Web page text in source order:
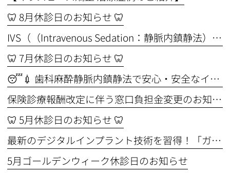
🦷 8月休診日のお知らせ 🦷
IVS（（Intravenous Sedation：静脈内鎮静法））セミナーを受講しました🦷✨ ～より安全なインプラント治療のために～
🦷 7月休診日のお知らせ 🦷
😴💉 歯科麻酔静脈内鎮静法で安心・安全なインプラント手術🦷
保険診療報酬改定に伴う窓口負担金変更のお知らせ
🦷 5月休診日のお知らせ 🦷
最新のデジタルインプラント技術を習得！「ガイド手術セミナー」に参加してきました🦷✨
5月ゴールデンウィーク休診日のお知らせ